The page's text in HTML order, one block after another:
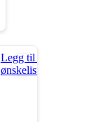
Legg til i
ønskeliste